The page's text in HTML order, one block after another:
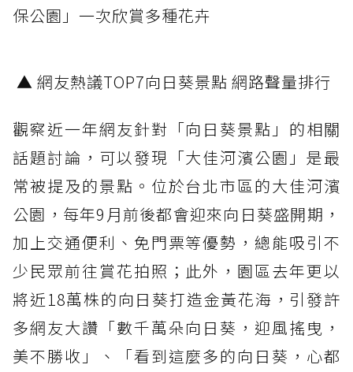
保公園」一次欣賞多種花卉
▲ 網友熱議TOP7向日葵景點 網路聲量排行
觀察近一年網友針對「向日葵景點」的相關
話題討論，可以發現「大佳河濱公園」是最
常被提及的景點。位於台北市區的大佳河濱
公園，每年9月前後都會迎來向日葵盛開期，
加上交通便利、免門票等優勢，總能吸引不
少民眾前往賞花拍照；此外，園區去年更以
將近18萬株的向日葵打造金黃花海，引發許
多網友大讚「數千萬朵向日葵，迎風搖曳，
美不勝收」、「看到這麼多的向日葵，心都